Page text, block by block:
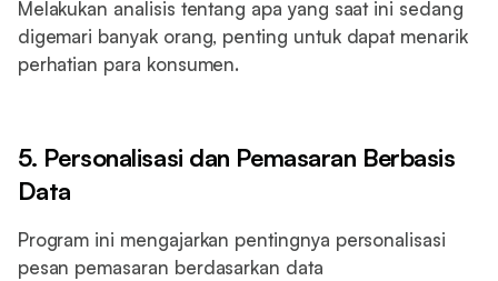
Melakukan analisis tentang apa yang saat ini sedang
digemari banyak orang, penting untuk dapat menarik
perhatian para konsumen.
5. Personalisasi dan Pemasaran Berbasis
Data
Program ini mengajarkan pentingnya personalisasi
pesan pemasaran berdasarkan data